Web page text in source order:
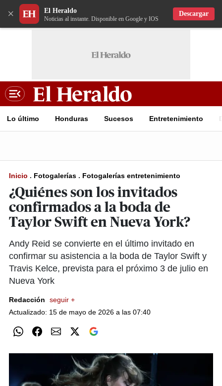
× El Heraldo
Noticias al instante. Disponible en Google y IOS
Descargar
Lo último Honduras Sucesos Entretenimiento
Inicio . Fotogalerías . Fotogalerías entretenimiento
¿Quiénes son los invitados
confirmados a la boda de
Taylor Swift en Nueva York?
Andy Reid se convierte en el último invitado en
confirmar su asistencia a la boda de Taylor Swift y
Travis Kelce, prevista para el próximo 3 de julio en
Nueva York
Redacción
seguir +
Actualizado: 15 de mayo de 2026 a las 07:40